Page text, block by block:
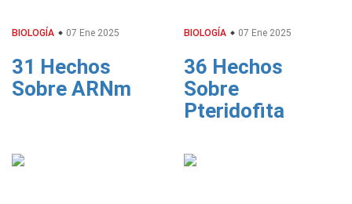
BIOLOGÍA 07 Ene 2025
31 Hechos
Sobre ARNm
BIOLOGÍA 07 Ene 2025
36 Hechos
Sobre
Pteridofita